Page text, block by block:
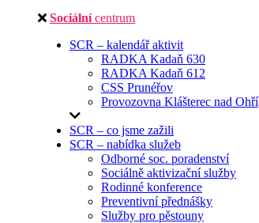
Sociální centrum
SCR – kalendář aktivit
RADKA Kadaň 630
RADKA Kadaň 612
CSS Prunéřov
Provozovna Klášterec nad Ohří
SCR – co jsme zažili
SCR – nabídka služeb
Odborné soc. poradenství
Sociálně aktivizační služby
Rodinné konference
Preventivní přednášky
Služby pro pěstouny